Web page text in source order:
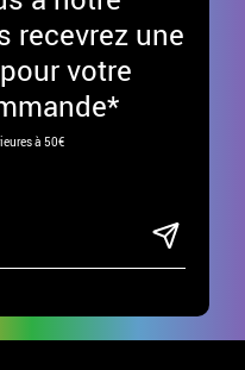
recevrez une
votre
à 50€